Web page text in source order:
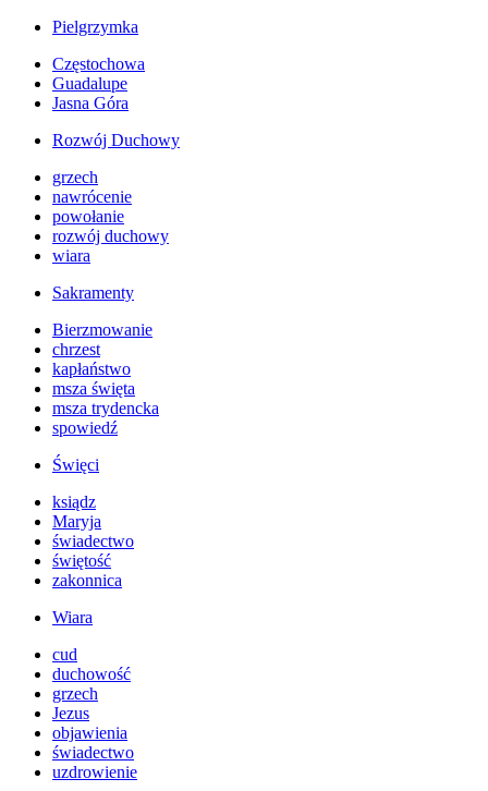
Pielgrzymka
Częstochowa
Guadalupe
Jasna Góra
Rozwój Duchowy
grzech
nawrócenie
powołanie
rozwój duchowy
wiara
Sakramenty
Bierzmowanie
chrzest
kapłaństwo
msza święta
msza trydencka
spowiedź
Święci
ksiądz
Maryja
świadectwo
świętość
zakonnica
Wiara
cud
duchowość
grzech
Jezus
objawienia
świadectwo
uzdrowienie